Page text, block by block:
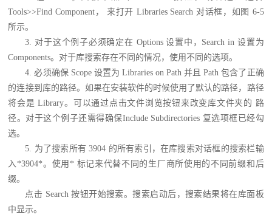
Tools>>Find Component， 来打开 Libraries Search 对话框，如图 6-5
所示。
3. 对于这个例子必须确定在 Options 设置中，Search in 设置为
Components。对于库搜索存在不同的情况，使用不同的选项。
4. 必须确保 Scope 设置为 Libraries on Path 并且 Path 包含了正确
的连接到库的路径。如果在安装软件的时候使用了默认的路径，路径
将会是 Library。可以通过点击文件浏览按钮来改变库文件夹的 路
径。对于这个例子还需得确保Include Subdirectories 复选项框已经勾
选。
5. 为了搜索所有 3904 的所有索引，在库搜索对话框的搜索栏输
入*3904*。使用* 标记来代替不同的生厂商所使用的不同前缀和后
缀。
点击 Search 按钮开始搜索。搜索启动后，搜索结果将在库面板
中显示。